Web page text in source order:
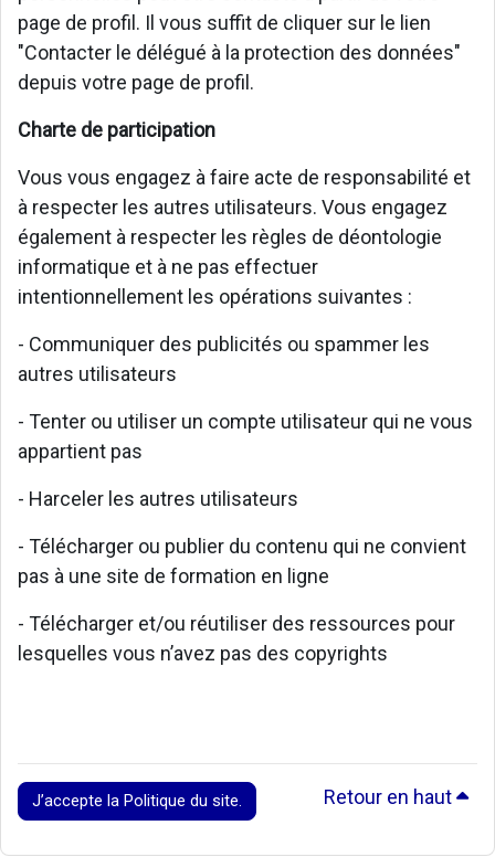
page de profil. Il vous suffit de cliquer sur le lien
"Contacter le délégué à la protection des données"
depuis votre page de profil.
Charte de participation
Vous vous engagez à faire acte de responsabilité et
à respecter les autres utilisateurs. Vous engagez
également à respecter les règles de déontologie
informatique et à ne pas effectuer
intentionnellement les opérations suivantes :
- Communiquer des publicités ou spammer les
autres utilisateurs
- Tenter ou utiliser un compte utilisateur qui ne vous
appartient pas
- Harceler les autres utilisateurs
- Télécharger ou publier du contenu qui ne convient
pas à une site de formation en ligne
- Télécharger et/ou réutiliser des ressources pour
lesquelles vous n’avez pas des copyrights
J’accepte la Politique du site. Retour en haut